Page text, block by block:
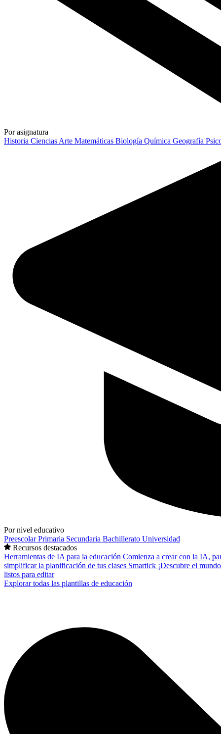
Por asignatura
Historia Ciencias Arte Matemáticas Biología Química Geografía
Por nivel educativo
PreescolarPrimaria Secundaria Bachillerato Universidad
Recursos destacados
Herramientas de IA para la educación Comienza a crear con la IA,
simplificar la planificación de tus clases Smartick ¡Descubre el
listos para editar
Explorar todas las plantillas de educación